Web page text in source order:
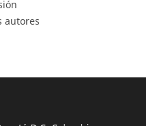
autores